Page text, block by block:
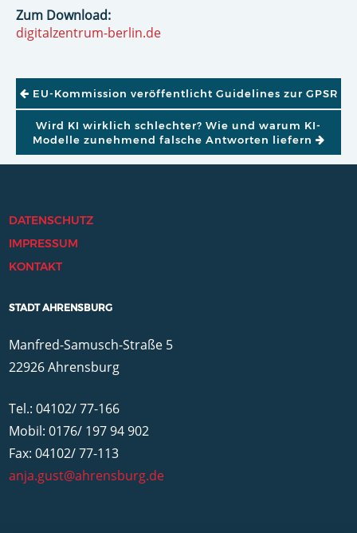
Zum Download:
digitalzentrum-berlin.de
BEITRAGSNAVIGATION
EU-Kommission veröffentlicht Guidelines zur GPSR
Wird KI wirklich schlechter? Wie und warum KI-
Modelle zunehmend falsche Antworten liefern
DATENSCHUTZ
IMPRESSUM
KONTAKT
STADT AHRENSBURG
Manfred-Samusch-Straße 5
22926 Ahrensburg
Tel.: 04102/ 77-166
Mobil: 0176/ 197 94 902
Fax: 04102/ 77-113
anja.gust@ahrensburg.de